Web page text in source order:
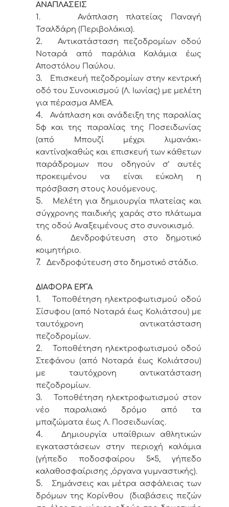
ΑΝΑΠΛΑΣΕΙΣ
1.
Ανάπλαση πλατείας Παναγή
Τσαλδάρη (Περιβολάκια).
2.
Αντικατάσταση πεζοδρομίων οδού
Νοταρά από παράλια Καλάμια έως
Αποστόλου Παύλου.
3.
Επισκευή πεζοδρομίων στην κεντρική
οδό του Συνοικισμού (Λ. Ιωνίας) με μελέτη
για πέρασμα ΑΜΕΑ.
4.
Ανάπλαση και ανάδειξη της παραλίας
5φ και της παραλίας της Ποσειδωνίας
(από Μπουζί μέχρι λιμανάκι-
καντίνα)καθώς και επισκευή των κάθετων
παράδρομων που οδηγούν σ’ αυτές
προκειμένου να είναι εύκολη η
πρόσβαση στους λουόμενους.
5.
Μελέτη για δημιουργία πλατείας και
σύγχρονης παιδικής χαράς στο πλάτωμα
της οδού Αναξειμένους στο συνοικισμό.
6.
Δενδροφύτευση στο δημοτικό
κοιμητήριο.
7. Δενδροφύτευση στο δημοτικό στάδιο.
ΔΙΑΦΟΡΑ ΕΡΓΑ
1.
Τοποθέτηση ηλεκτροφωτισμού οδού
Σίσυφου (από Νοταρά έως Κολιάτσου) με
ταυτόχρονη αντικατάσταση
πεζοδρομίων.
2.
Τοποθέτηση ηλεκτροφωτισμού οδού
Στεφάνου (από Νοταρά έως Κολιάτσου)
με ταυτόχρονη αντικατάσταση
πεζοδρομίων.
3.
Τοποθέτηση ηλεκτροφωτισμού στον
νέο παραλιακό δρόμο από τα
μπαζώματα έως Λ. Ποσειδωνίας.
4.
Δημιουργία υπαίθριων αθλητικών
εγκαταστάσεων στην περιοχή καλάμια
(γήπεδο ποδοσφαίρου 5×5, γήπεδο
καλαθοσφαίρισης ,όργανα γυμναστικής).
5.
Σημάνσεις και μέτρα ασφάλειας των
δρόμων της Κορίνθου (διαβάσεις πεζών